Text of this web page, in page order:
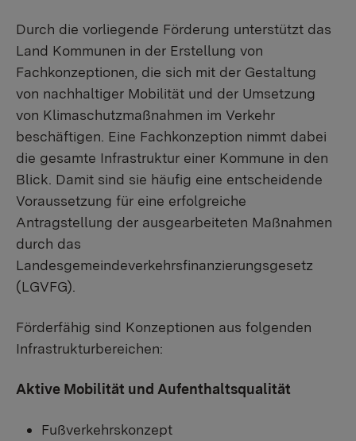
Durch die vorliegende Förderung unterstützt das
Land Kommunen in der Erstellung von
Fachkonzeptionen, die sich mit der Gestaltung
von nachhaltiger Mobilität und der Umsetzung
von Klimaschutzmaßnahmen im Verkehr
beschäftigen. Eine Fachkonzeption nimmt dabei
die gesamte Infrastruktur einer Kommune in den
Blick. Damit sind sie häufig eine entscheidende
Voraussetzung für eine erfolgreiche
Antragstellung der ausgearbeiteten Maßnahmen
durch das
Landesgemeindeverkehrsfinanzierungsgesetz
(LGVFG).
Förderfähig sind Konzeptionen aus folgenden
Infrastrukturbereichen:
Aktive Mobilität und Aufenthaltsqualität
Fußverkehrskonzept